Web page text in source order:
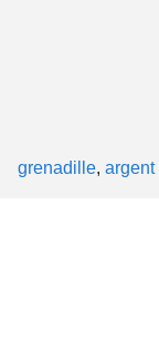
grenadille, argent